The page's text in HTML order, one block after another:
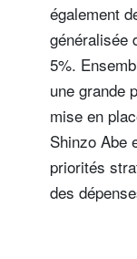
également
généralisée
5%.
une grande
mise en
Shinzo Abe
priorités
des